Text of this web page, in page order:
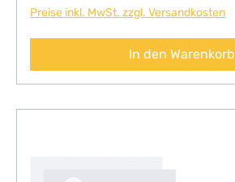
Preise inkl. MwSt. zzgl. Versandkosten
In den Warenkorb